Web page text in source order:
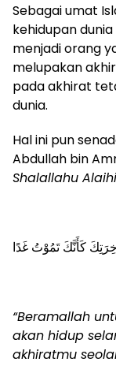
Sebagai umat
kehidupan
menjadi orang
melupakan
pada akhirat
dunia.
Hal ini pun
Abdullah bin
Shalallahu
كَأَنَّكَ تَمُوْتُ غَدًا
“Beramallah
akan hidup
akhiratmu